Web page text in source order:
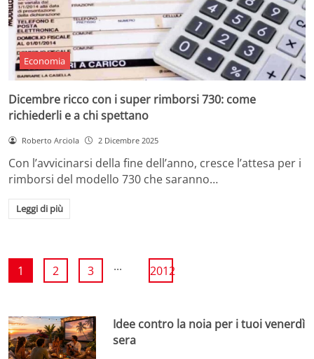
Economia
Dicembre ricco con i super rimborsi 730: come
richiederli e a chi spettano
Roberto Arciola 2 Dicembre 2025
Con l’avvicinarsi della fine dell’anno, cresce l’attesa per i
rimborsi del modello 730 che saranno…
Leggi di più
1 2 3 ... 2012
Idee contro la noia per i tuoi venerdì
sera